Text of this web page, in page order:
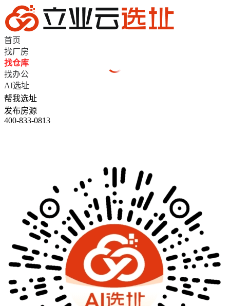
首页
找厂房
找仓库
找办公
AI选址
帮我选址
发布房源
400-833-0813